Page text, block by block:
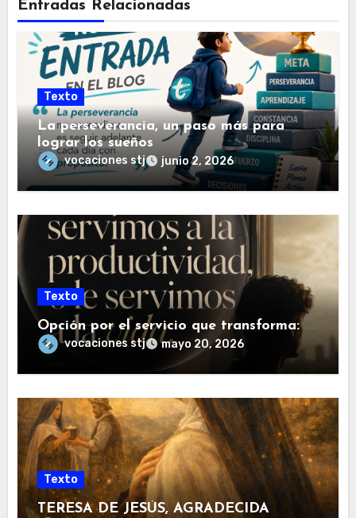
Entradas Relacionadas
Texto
La perseverancia, un paso más para
lograr los sueños
vocaciones stj junio 2, 2026
Texto
Opción por el servicio que transforma:
vocaciones stj mayo 20, 2026
Texto
TERESA DE JESÚS, AGRADECIDA